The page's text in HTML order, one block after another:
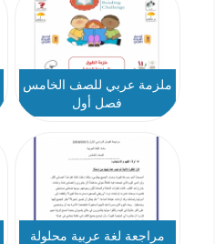
ملزمة عربي للصف الخامس
فصل أول
مراجعة لغة عربية محلولة